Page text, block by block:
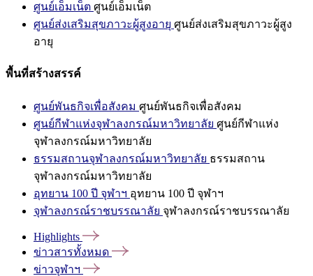
ศูนย์เอ็มเน็ต ศูนย์เอ็มเน็ต
ศูนย์ส่งเสริมสุขภาวะผู้สูงอายุ ศูนย์ส่งเสริมสุขภาวะผู้สูง
อายุ
พื้นที่สร้างสรรค์
ศูนย์พันธกิจเพื่อสังคม ศูนย์พันธกิจเพื่อสังคม
ศูนย์กีฬาแห่งจุฬาลงกรณ์มหาวิทยาลัย ศูนย์กีฬาแห่ง
จุฬาลงกรณ์มหาวิทยาลัย
ธรรมสถานจุฬาลงกรณ์มหาวิทยาลัย ธรรมสถาน
จุฬาลงกรณ์มหาวิทยาลัย
อุทยาน 100 ปี จุฬาฯ อุทยาน 100 ปี จุฬาฯ
จุฬาลงกรณ์ราชบรรณาลัย จุฬาลงกรณ์ราชบรรณาลัย
Highlights
ข่าวสารทั้งหมด
ข่าวจุฬาฯ